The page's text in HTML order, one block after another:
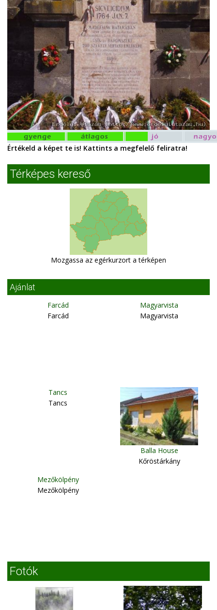
Értékeld a képet te is! Kattints a megfelelő feliratra!
Térképes kereső
Mozgassa az egérkurzort a térképen
Ajánlat
Farcád
Farcád
Magyarvista
Magyarvista
Tancs
Tancs
Balla House
Kőröstárkány
Mezőkölpény
Mezőkölpény
Fotók